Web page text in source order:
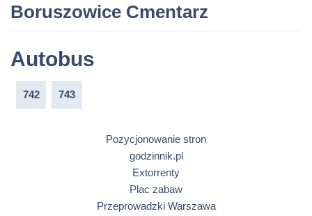
Boruszowice Cmentarz
Autobus
742 743
Pozycjonowanie stron
godzinnik.pl
Extorrenty
Plac zabaw
Przeprowadzki Warszawa